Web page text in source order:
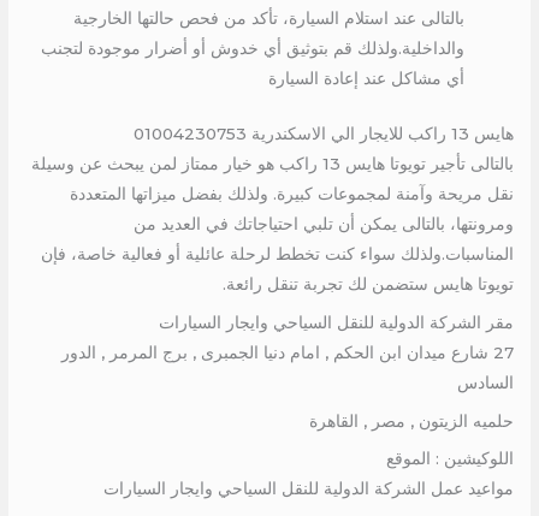
بالتالى عند استلام السيارة، تأكد من فحص حالتها الخارجية
والداخلية.ولذلك قم بتوثيق أي خدوش أو أضرار موجودة لتجنب
أي مشاكل عند إعادة السيارة
هايس 13 راكب للايجار الي الاسكندرية 01004230753
بالتالى تأجير تويوتا هايس 13 راكب هو خيار ممتاز لمن يبحث عن وسيلة
نقل مريحة وآمنة لمجموعات كبيرة. ولذلك بفضل ميزاتها المتعددة
ومرونتها، بالتالى يمكن أن تلبي احتياجاتك في العديد من
المناسبات.ولذلك سواء كنت تخطط لرحلة عائلية أو فعالية خاصة، فإن
تويوتا هايس ستضمن لك تجربة تنقل رائعة.
مقر الشركة الدولية للنقل السياحي وايجار السيارات
27 شارع ميدان ابن الحكم , امام دنيا الجمبرى , برج المرمر , الدور
السادس
حلميه الزيتون , مصر , القاهرة
اللوكيشين : الموقع
مواعيد عمل الشركة الدولية للنقل السياحي وايجار السيارات